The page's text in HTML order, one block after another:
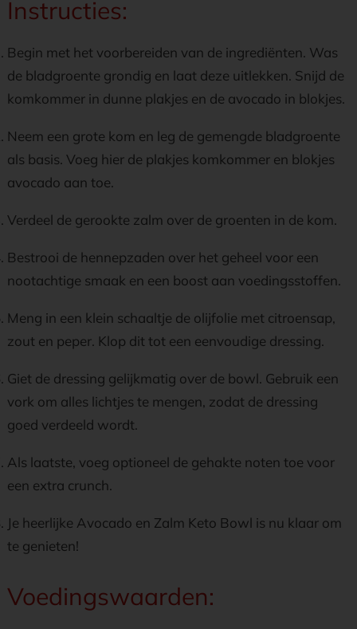
Instructies:
Begin met het voorbereiden van de ingrediënten. Was
de bladgroente grondig en laat deze uitlekken. Snijd de
komkommer in dunne plakjes en de avocado in blokjes.
Neem een grote kom en leg de gemengde bladgroente
als basis. Voeg hier de plakjes komkommer en blokjes
avocado aan toe.
Verdeel de gerookte zalm over de groenten in de kom.
Bestrooi de hennepzaden over het geheel voor een
nootachtige smaak en een boost aan voedingsstoffen.
Meng in een klein schaaltje de olijfolie met citroensap,
zout en peper. Klop dit tot een eenvoudige dressing.
Giet de dressing gelijkmatig over de bowl. Gebruik een
vork om alles lichtjes te mengen, zodat de dressing
goed verdeeld wordt.
Als laatste, voeg optioneel de gehakte noten toe voor
een extra crunch.
Je heerlijke Avocado en Zalm Keto Bowl is nu klaar om
te genieten!
Voedingswaarden: